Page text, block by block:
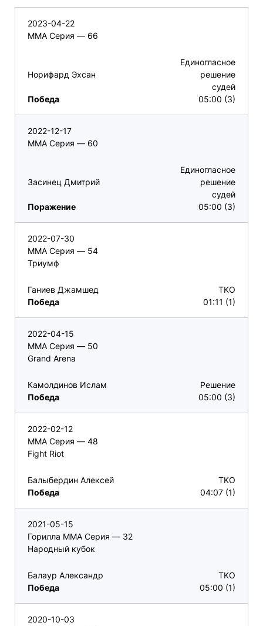
2023-04-22
ММА Серия — 66
Норифард Эхсан
Победа
Единогласное
решение
судей
05:00 (3)
2022-12-17
ММА Серия — 60
Засинец Дмитрий
Поражение
Единогласное
решение
судей
05:00 (3)
2022-07-30
ММА Серия — 54
Триумф
Ганиев Джамшед
Победа
TKO
01:11 (1)
2022-04-15
ММА Серия — 50
Grand Arena
Камолдинов Ислам
Победа
Решение
05:00 (3)
2022-02-12
ММА Серия — 48
Fight Riot
Балыбердин Алексей
Победа
TKO
04:07 (1)
2021-05-15
Горилла ММА Серия — 32
Народный кубок
Балаур Александр
Победа
TKO
05:00 (1)
2020-10-03